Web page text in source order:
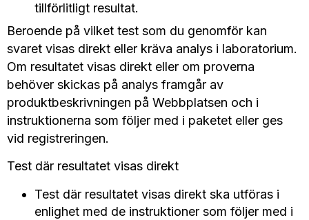
tillförlitligt resultat.
Beroende på vilket test som du genomför kan
svaret visas direkt eller kräva analys i laboratorium.
Om resultatet visas direkt eller om proverna
behöver skickas på analys framgår av
produktbeskrivningen på Webbplatsen och i
instruktionerna som följer med i paketet eller ges
vid registreringen.
Test där resultatet visas direkt
Test där resultatet visas direkt ska utföras i
enlighet med de instruktioner som följer med i